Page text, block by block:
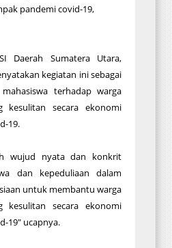
pandemi covid-19,
Daerah Sumatera Utara,
kegiatan ini sebagai
terhadap warga
kesulitan secara ekonomi
19.
wujud nyata dan konkrit
dan kepeduliaan dalam
untuk membantu warga
kesulitan secara ekonomi
19" ucapnya.